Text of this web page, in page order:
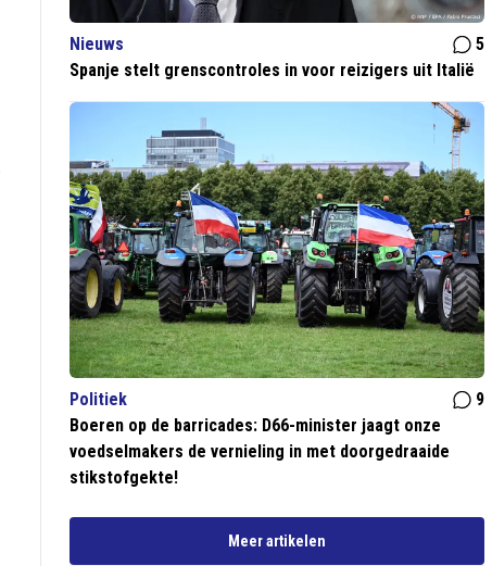
Nieuws
5
Spanje stelt grenscontroles in voor reizigers uit Italië
Politiek
9
Boeren op de barricades: D66-minister jaagt onze
voedselmakers de vernieling in met doorgedraaide
stikstofgekte!
Meer artikelen